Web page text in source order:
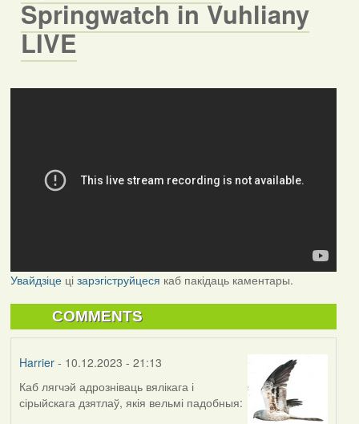
Springwatch in Vuhliany
LIVE
Увайдзіцеці зарэгіструйцеся каб пакідаць каментары.
COMMENTS
Harrier- 10.12.2023 - 21:13
Каб лягчэй адрозніваць вялікага і
сірыйскага дзятлаў, якія вельмі падобныя: